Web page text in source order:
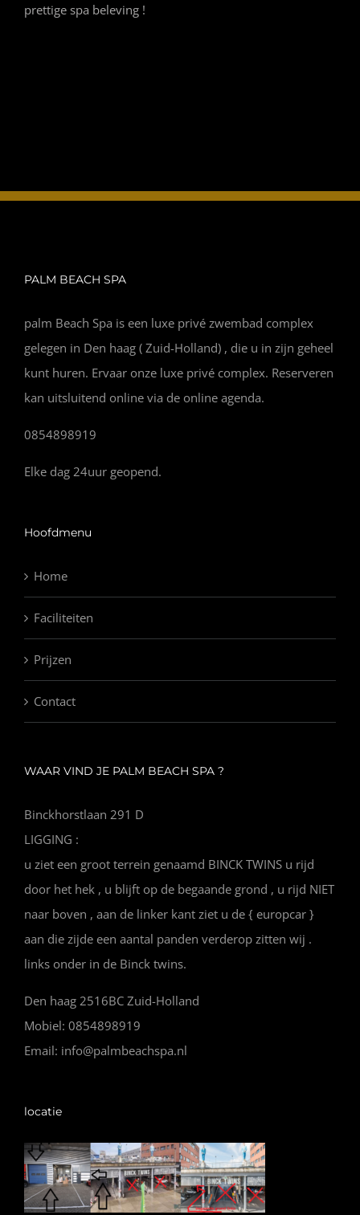
prettige spa beleving !
PALM BEACH SPA
palm Beach Spa is een luxe privé zwembad complex
gelegen in Den haag ( Zuid-Holland) , die u in zijn geheel
kunt huren. Ervaar onze luxe privé complex. Reserveren
kan uitsluitend online via de online agenda.
0854898919
Elke dag 24uur geopend.
Hoofdmenu
Home
Faciliteiten
Prijzen
Contact
WAAR VIND JE PALM BEACH SPA ?
Binckhorstlaan 291 D
LIGGING :
u ziet een groot terrein genaamd BINCK TWINS u rijd
door het hek , u blijft op de begaande grond , u rijd NIET
naar boven , aan de linker kant ziet u de { europcar }
aan die zijde een aantal panden verderop zitten wij .
links onder in de Binck twins.
Den haag 2516BC Zuid-Holland
Mobiel: 0854898919
Email: info@palmbeachspa.nl
locatie